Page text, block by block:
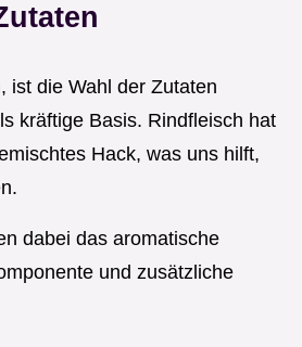
ist die Wahl der Zutaten
kräftige Basis. Rindfleisch hat
Hack, was uns hilft,
dabei das aromatische
und zusätzliche